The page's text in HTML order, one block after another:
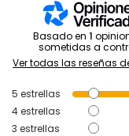
Basado en 1
sometidas a
Ver todas las reseñas
5 estrellas
4estrellas
3 estrellas